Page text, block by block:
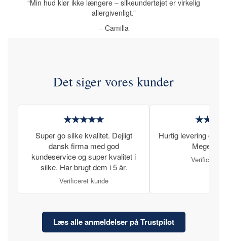
“Min hud klør ikke længere – silkeundertøjet er virkelig
allergivenligt.”
– Camilla
Det siger vores kunder
★★★★★
Super go silke kvalitet. Dejligt
dansk firma med god
kundeservice og super kvalitet i
silke. Har brugt dem i 5 år.
Verificeret kunde
Hurtig levering og
Meget
Verificeret
Læs alle anmeldelser på Trustpilot